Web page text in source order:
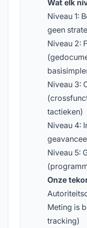
Wat elk
Niveau 1:
geen
Niveau 2:
Niveau 3:
tactieken)
Niveau 4:
Niveau 5:
Onze
Meting is
tracking)